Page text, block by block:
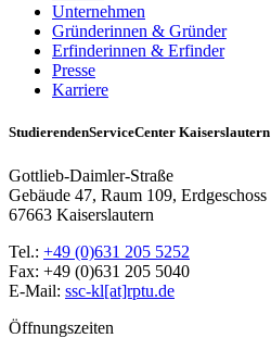
Unternehmen
Gründerinnen & Gründer
Erfinderinnen & Erfinder
Presse
Karriere
StudierendenServiceCenter Kaiserslautern
Gottlieb-Daimler-Straße
Gebäude 47, Raum 109, Erdgeschoss
67663 Kaiserslautern
Tel.: +49 (0)631 205 5252
Fax: +49 (0)631 205 5040
E-Mail: ssc-kl[at]rptu.de
Öffnungszeiten